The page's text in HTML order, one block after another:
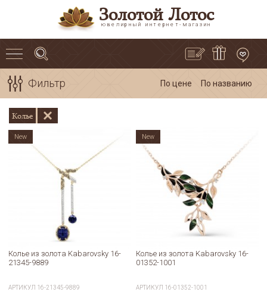
Золотой Лотос
ювелирный интернет-магазин
Фильтр По цене По названию
Колье
Колье из золота Kabarovsky 16-
21345-9889
АРТИКУЛ 16-21345-9889
New
Колье из золота Kabarovsky 16-
01352-1001
АРТИКУЛ 16-01352-1001
New